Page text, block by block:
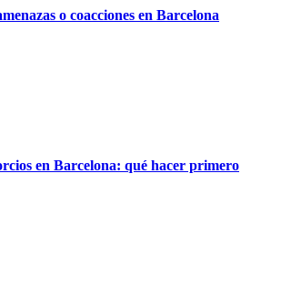
o coacciones en Barcelona
en Barcelona: qué hacer primero